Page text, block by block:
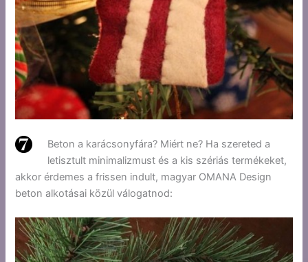
Beton a karácsonyfára? Miért ne? Ha szereted a
letisztult minimalizmust és a kis szériás termékeket,
akkor érdemes a frissen indult, magyar OMANA Design
beton alkotásai közül válogatnod: